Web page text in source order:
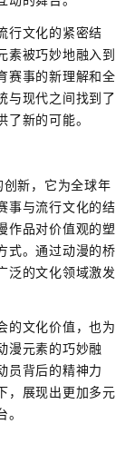
行文化的紧密结
素被巧妙地融入到
赛事的新理解和全
与现代之间找到了
新的可能。
新，它为全球年
事与流行文化的结
作品对价值观的塑
式。通过动漫的桥
泛的文化领域激发
的文化价值，也为
漫元素的巧妙融
员背后的精神力
，展现出更加多元